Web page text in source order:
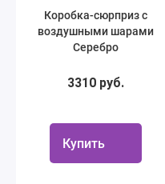
Коробка-сюрприз с
воздушными шарами
Серебро
3310 руб.
Купить